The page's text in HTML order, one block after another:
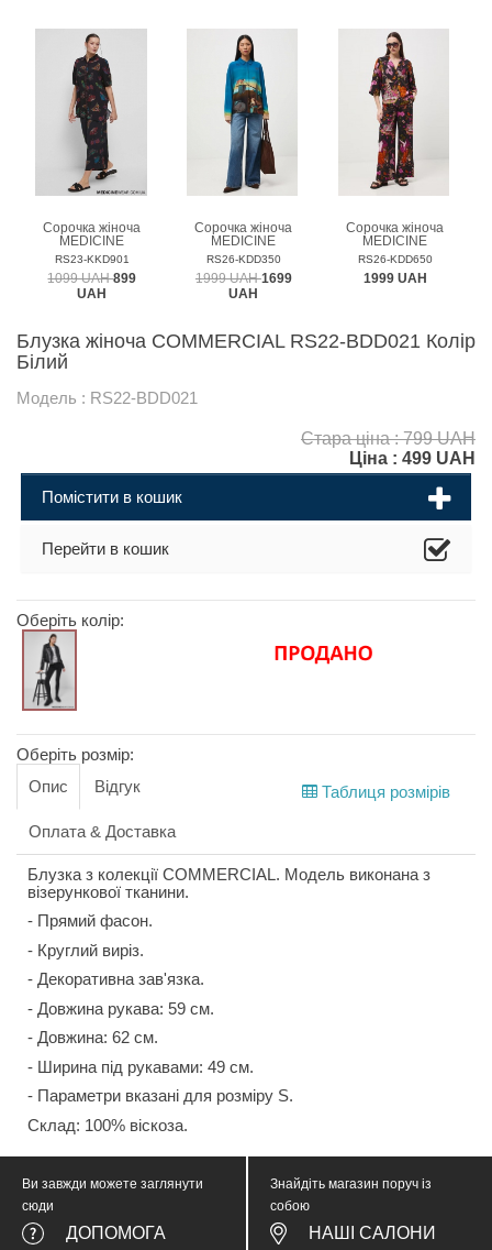
Сорочка жіноча
MEDICINE
RS23-KKD901
1099 UAH899
UAH
Сорочка жіноча
MEDICINE
RS26-KDD350
1999 UAH1699
UAH
Сорочка жіноча
MEDICINE
RS26-KDD650
1999 UAH
Блузка жіноча COMMERCIAL RS22-BDD021 Колір
Білий
Модель : RS22-BDD021
Стара ціна : 799 UAH
Ціна : 499 UAH
Помістити в кошик
Перейти в кошик
Оберіть колір:
Оберіть розмір:
Таблиця розмірів
Опис Відгук
Оплата & Доставка
Блузка з колекції COMMERCIAL. Модель виконана з
візерункової тканини.
- Прямий фасон.
- Круглий виріз.
- Декоративна зав'язка.
- Довжина рукава: 59 см.
- Довжина: 62 см.
- Ширина під рукавами: 49 см.
- Параметри вказані для розміру S.
Склад: 100% віскоза.
Ви завжди можете заглянути
сюди
ДОПОМОГА
Знайдіть магазин поруч із
собою
НАШІ САЛОНИ